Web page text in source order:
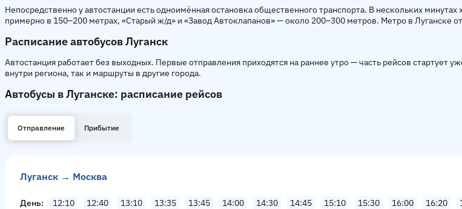
Непосредственно у автостанции есть одноимённая остановка общественного транспорта. В нескольких
примерно в 150–200 метрах, «Старый ж/д» и «Завод Автоклапанов» — около 200–300 метров. Метро в Луганске
Расписание автобусов Луганск
Автостанция работает без выходных. Первые отправления приходятся на раннее утро — часть рейсов стартует
внутри региона, так и маршруты в другие города.
Автобусы в Луганске: расписание рейсов
Отправление Прибытие
Луганск → Москва
День 12:10 12:40 13:10 13:35 13:45 14:00 14:30 14:45 15:10 15:30 16:00 16:20